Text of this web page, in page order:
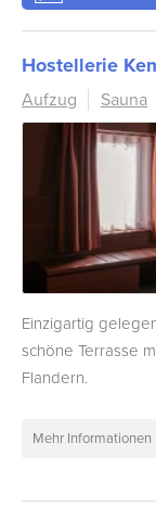
Hostellerie
Aufzug Sauna
Einzigartig
schöne Terrasse
Flandern.
Mehr Informationen